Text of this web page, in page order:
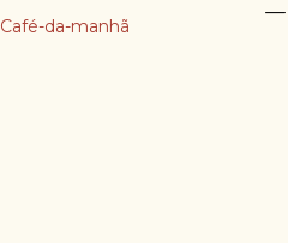
Café-da-manhã